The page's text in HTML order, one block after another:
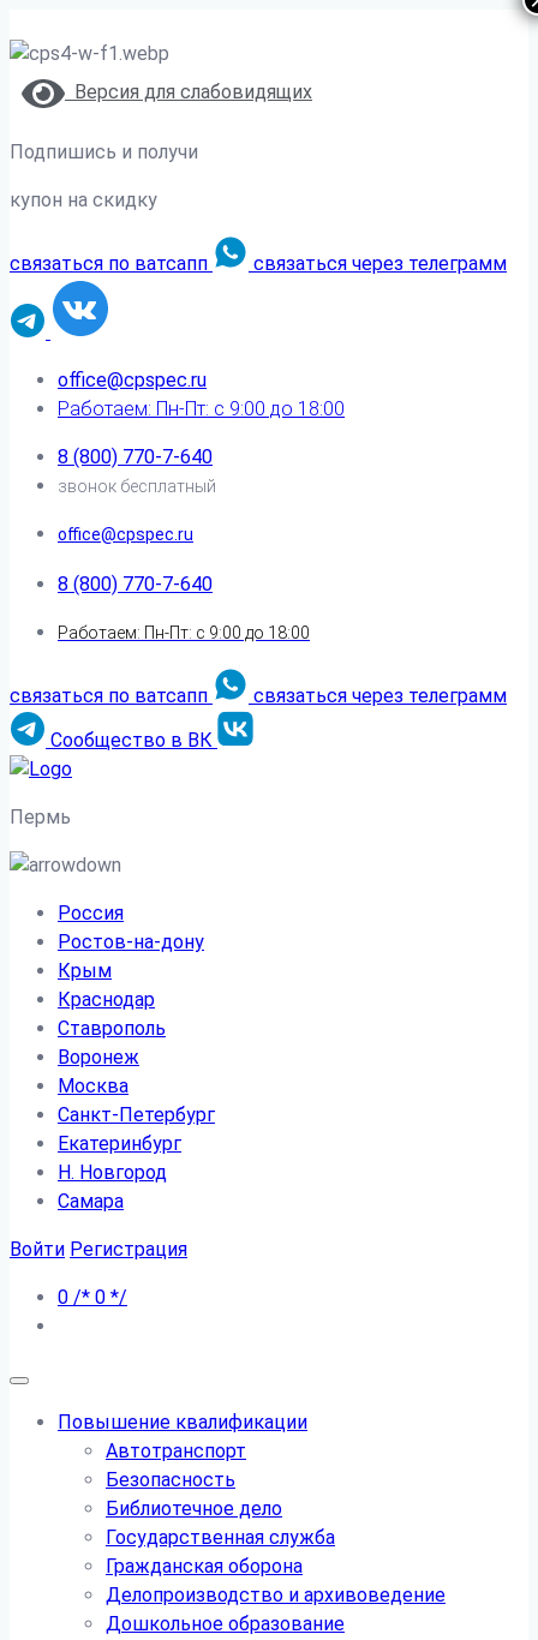
Версия для слабовидящих
Подпишись и получи
купон на скидку
связаться по ватсапп связаться через телеграмм
office@cpspec.ru
Работаем: Пн-Пт: с 9:00 до 18:00
8 (800) 770-7-640
звонок бесплатный
office@cpspec.ru
8 (800) 770-7-640
Работаем: Пн-Пт: с 9:00 до 18:00
связаться по ватсапп
связаться через телеграмм
Сообщество в ВК
Пермь
Россия
Ростов-на-дону
Крым
Краснодар
Ставрополь
Воронеж
Москва
Санкт-Петербург
Екатеринбург
Н. Новгород
Самара
Войти Регистрация
0 /* 0 */
Повышение квалификации
Автотранспорт
Безопасность
Библиотечное дело
Государственная служба
Гражданская оборона
Делопроизводство и архивоведение
Дошкольное образование